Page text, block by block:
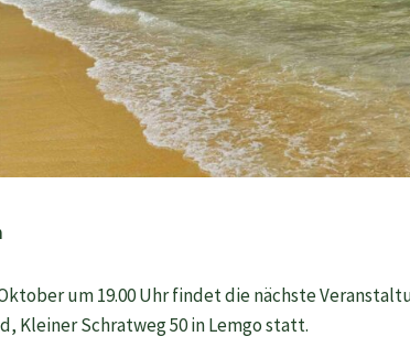
um 19.00 Uhr findet die nächste
Kleiner Schratweg 50 in Lemgo statt.